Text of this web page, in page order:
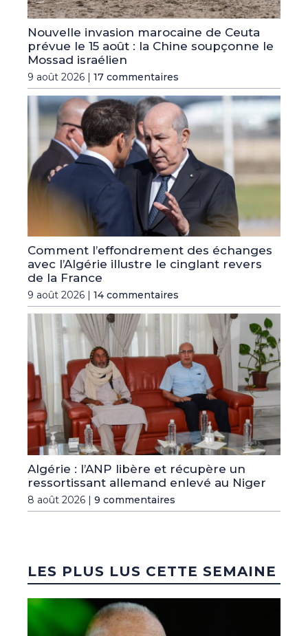
Nouvelle invasion marocaine de Ceuta
prévue le 15 août : la Chine soupçonne le
Mossad israélien
9 août 2026 | 17 commentaires
Comment l’effondrement des échanges
avec l’Algérie illustre le cinglant revers
de la France
9 août 2026 | 14 commentaires
Algérie : l’ANP libère et récupère un
ressortissant allemand enlevé au Niger
8 août 2026 | 9 commentaires
LES PLUS LUS CETTE SEMAINE